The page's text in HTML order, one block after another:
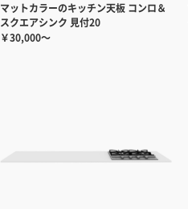
マットカラーのキッチン天板 コンロ＆
スクエアシンク 見付20
￥30,000～